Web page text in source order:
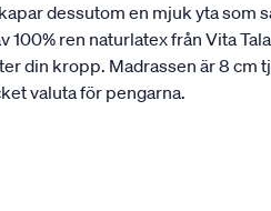
dessutom en mjuk yta
100% ren naturlatex från Vita
din kropp. Madrassen är 8
valuta för pengarna.